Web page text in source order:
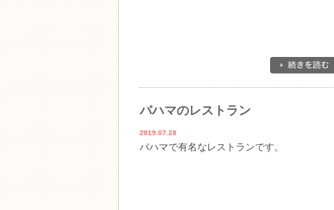
バハマのレストラン
2019.07.28
バハマで有名なレストランです。